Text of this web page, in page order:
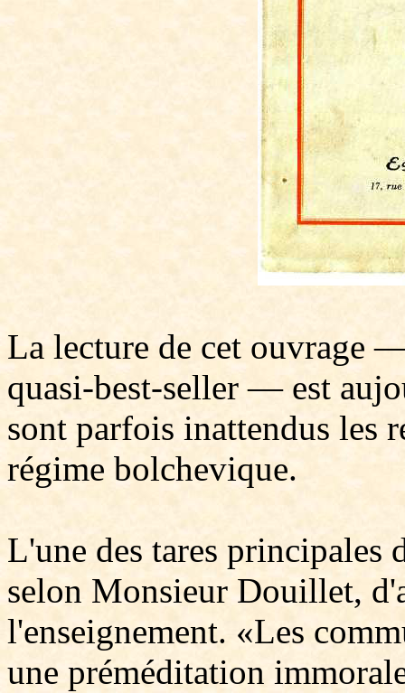
La lecture de cet ouvrage
quasi-best-seller — est
sont parfois inattendus les
régime bolchevique.
L'une des tares
selon Monsieur Douillet,
l'enseignement. «Les
une préméditation